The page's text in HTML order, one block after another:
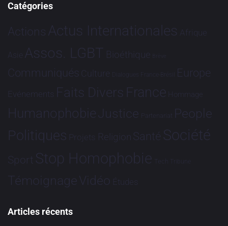
Catégories
Actions Actus Internationales Afrique
Asie Assos. LGBT Bioéthique Brève
Communiqués Culture Dialogues France-Brésil Europe
Evénements Faits Divers France Hommage
HumanophobieJustice Partenariat People
Politiques Projets Religion Santé Société
Sport Stop Homophobie Tech Tribune
TémoignageVidéo Études
Articles récents